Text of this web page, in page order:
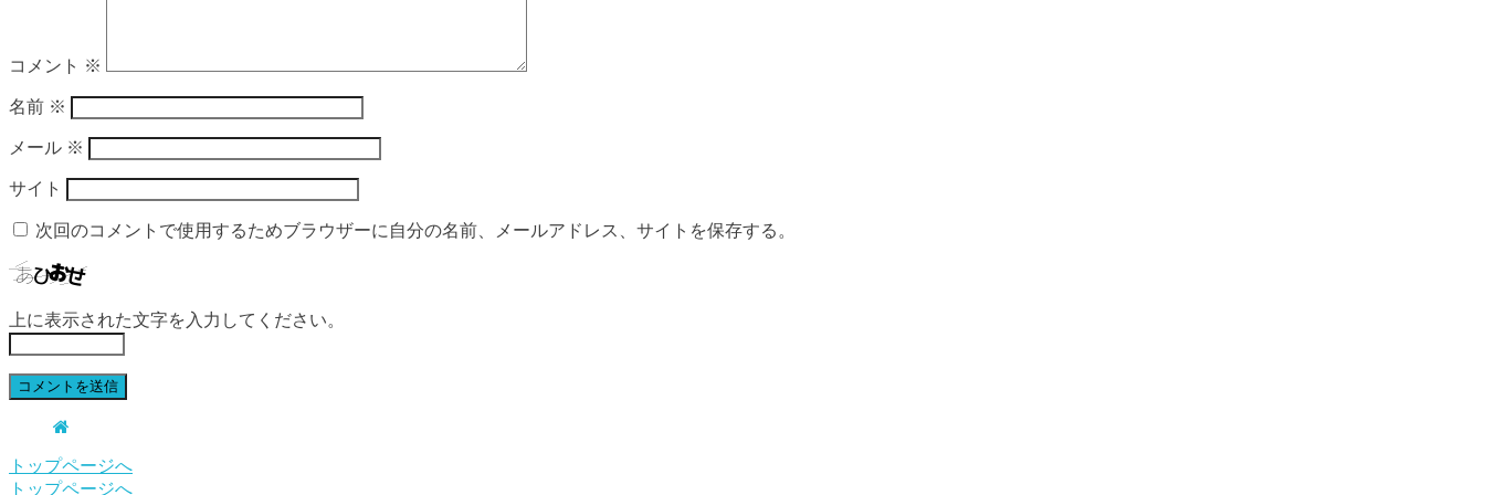
コメント ※
名前 ※
メール ※
サイト
次回のコメントで使用するためブラウザーに自分の名前、メールアドレス、サイトを保存する。
上に表示された文字を入力してください。
トップページへ
トップページへ